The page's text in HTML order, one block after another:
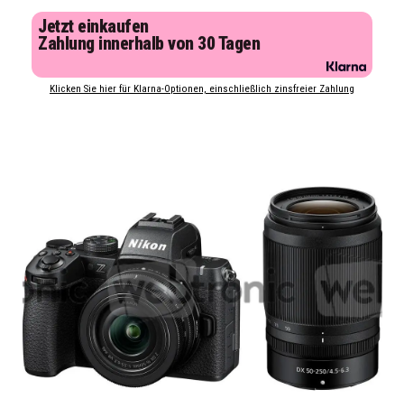
Jetzt einkaufen
Zahlung innerhalb von 30 Tagen
Klicken Sie hier für Klarna-Optionen, einschließlich zinsfreier Zahlung